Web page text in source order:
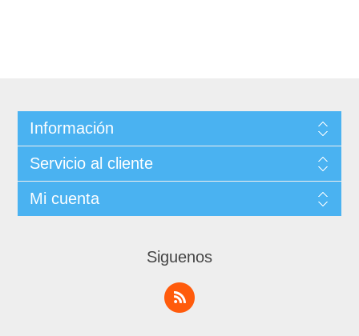
Información
Servicio al cliente
Mi cuenta
Siguenos